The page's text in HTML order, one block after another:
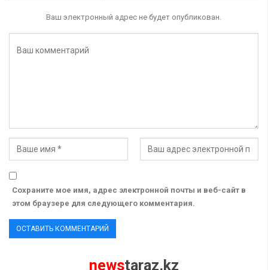
Ваш электронный адрес не будет опубликован.
Сохраните мое имя, адрес электронной почты и веб-сайт в
этом браузере для следующего комментария.
newstaraz.kz